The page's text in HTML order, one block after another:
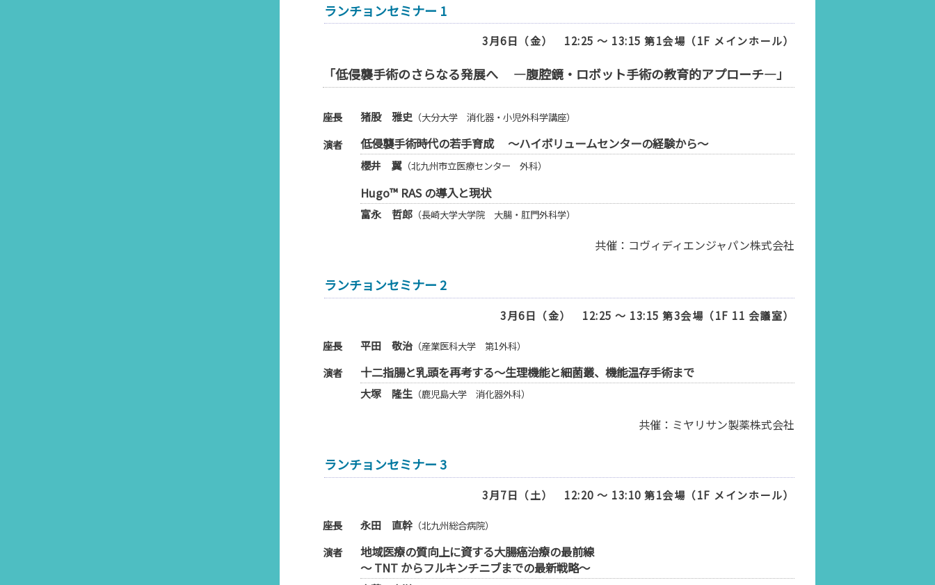
ランチョンセミナー 1
3月6日（金） 12:25 ～ 13:15 第1会場（1F メインホール）
「低侵襲手術のさらなる発展へ ―腹腔鏡・ロボット手術の教育的アプローチ―」
座長 猪股 雅史（大分大学 消化器・小児外科学講座）
演者 低侵襲手術時代の若手育成 ～ハイボリュームセンターの経験から～
櫻井 翼（北九州市立医療センター 外科）
Hugo™ RAS の導入と現状
富永 哲郎（長崎大学大学院 大腸・肛門外科学）
共催：コヴィディエンジャパン株式会社
ランチョンセミナー 2
3月6日（金） 12:25 ～ 13:15 第3会場（1F 11 会議室）
座長 平田 敬治（産業医科大学 第1外科）
演者 十二指腸と乳頭を再考する～生理機能と細菌叢、機能温存手術まで
大塚 隆生（鹿児島大学 消化器外科）
共催：ミヤリサン製薬株式会社
ランチョンセミナー 3
3月7日（土） 12:20 ～ 13:10 第1会場（1F メインホール）
座長 永田 直幹（北九州総合病院）
演者
地域医療の質向上に資する大腸癌治療の最前線
〜 TNT からフルキンチニブまでの最新戦略〜